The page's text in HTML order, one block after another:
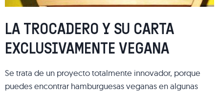
LA TROCADERO Y SU CARTA
EXCLUSIVAMENTE VEGANA
Se trata de un proyecto totalmente innovador, porque
puedes encontrar hamburguesas veganas en algunas